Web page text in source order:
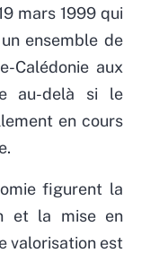
mars 1999 qui
ensemble de
Calédonie aux
au-delà si le
en cours
figurent la
et la mise en
valorisation est